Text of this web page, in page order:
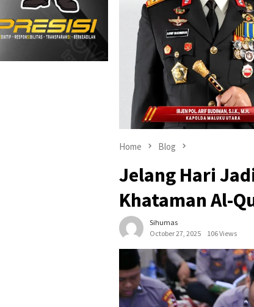
Home Blog
Jelang Hari
Khataman Al-
Sihumas
October 27, 2025
106 Views